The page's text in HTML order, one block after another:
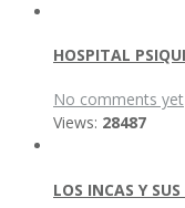
HOSPITAL
No comments yet
Views: 28487
LOS INCAS Y